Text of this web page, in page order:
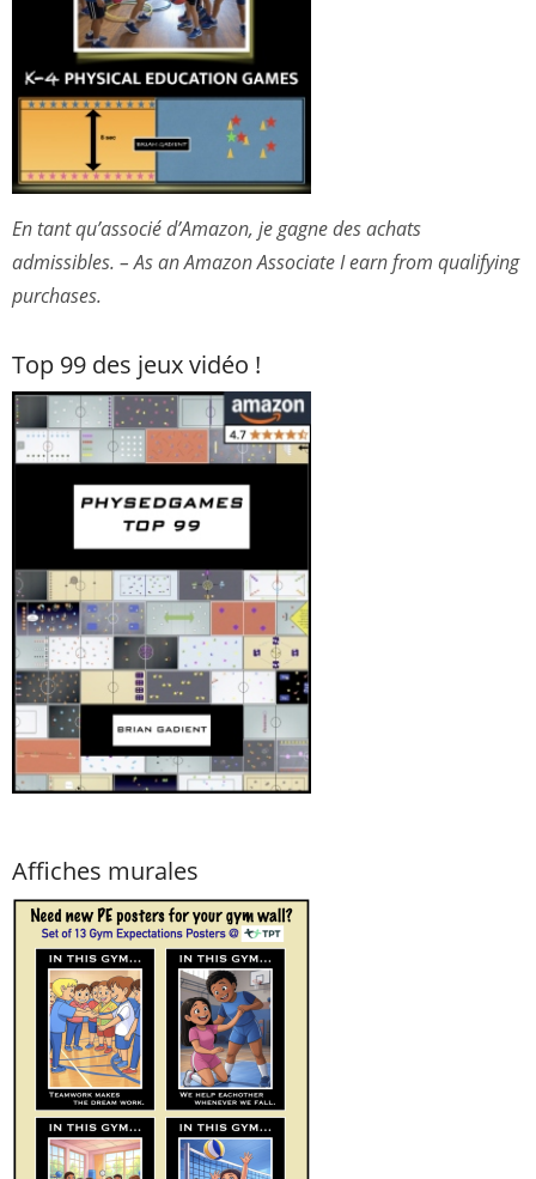
En tant qu’associé d’Amazon, je gagne des achats
admissibles. – As an Amazon Associate I earn from qualifying
purchases.
Top 99 des jeux vidéo !
Affiches murales